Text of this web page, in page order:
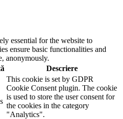
essential for the website to
ensure basic functionalities and
anonymously.
Descriere
This cookie is set by GDPR
Cookie Consent plugin. The cookie
is used to store the user consent for
the cookies in the category
"Analytics".